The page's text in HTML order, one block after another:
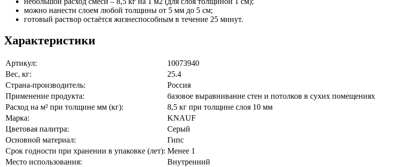
можно нанести слоем любой толщины от 5 мм до 5 см;
готовый раствор остаётся жизнеспособным в течение 25 минут.
Характеристики
Артикул:
10073940
Вес, кг:
25.4
Страна-производитель:
Россия
Применение продукта:
базовое выравнивание стен и потолков в сухих помещениях
Расход на м² при толщине мм (кг):
8,5 кг при толщине слоя 10 мм
Марка:
KNAUF
Цветовая палитра:
Серый
Основной материал:
Гипс
Срок годности при хранении в упаковке (лет): Менее 1
Место использования:
Внутренний